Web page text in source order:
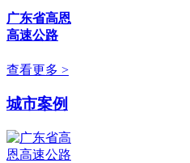
广东省高恩
高速公路
查看更多 >
城市案例